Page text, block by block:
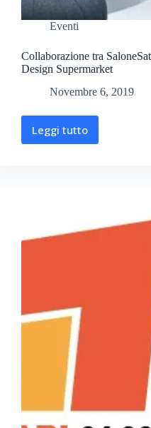
Eventi
Collaborazione tra
Design Supermarket
Novembre 6, 2019
Leggi tutto